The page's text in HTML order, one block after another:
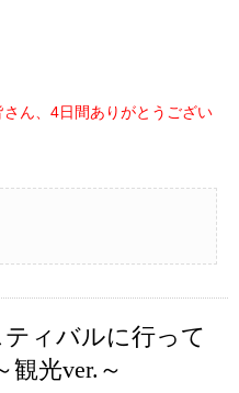
さん、4日間ありがとうござい
ィバルに行って
観光ver.～